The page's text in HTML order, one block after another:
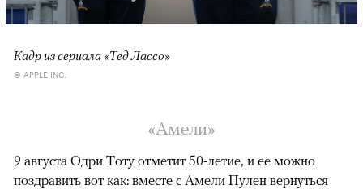
Кадр из сериала «Тед Лассо»
© APPLE INC.
«Амели»
9 августа Одри Тоту отметит 50-летие, и ее можно
поздравить вот как: вместе с Амели Пулен вернуться